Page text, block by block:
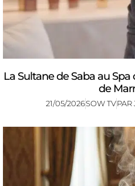
La Sultane de Saba au
de
21/05/2026SOW TVPAR